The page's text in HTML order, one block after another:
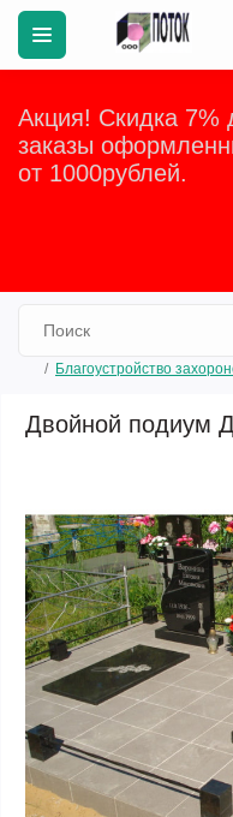
Акция! Скидка 7%
заказы
от 1000рублей.
Благоустройство
Двойной подиум